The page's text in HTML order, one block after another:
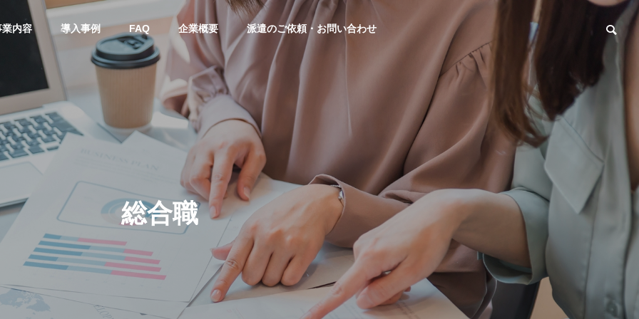
業内容 導入事例 FAQ 企業概要 派遣のご依頼・お問い合わせ
総合職